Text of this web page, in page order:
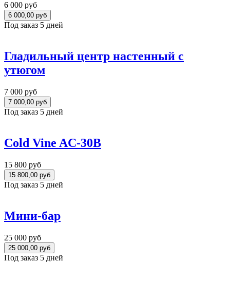
6 000 руб
Под заказ 5 дней
Гладильный центр настенный с
утюгом
7 000 руб
Под заказ 5 дней
Cold Vine AC-30B
15 800 руб
Под заказ 5 дней
Мини-бар
25 000 руб
Под заказ 5 дней